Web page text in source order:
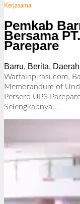
Kerjasama
Pemkab
Bersama
Parepare
Barru, Berita, Daerah
Wartainpirasi.com,
Memorandum of
Persero UP3
Selengkapnya…